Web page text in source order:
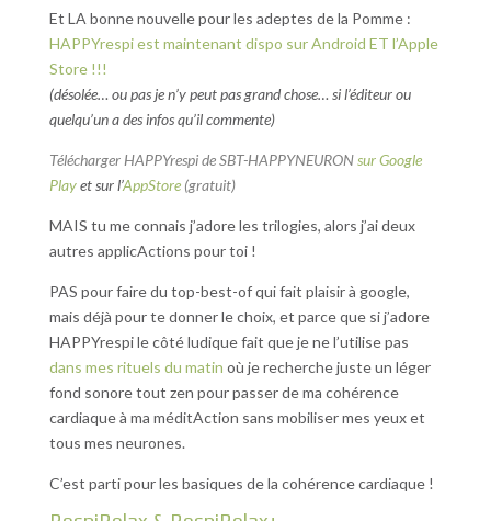
Et LA bonne nouvelle pour les adeptes de la Pomme :
HAPPYrespi est maintenant dispo sur Android ET l’Apple
Store !!!
(désolée… ou pas je n’y peut pas grand chose… si l’éditeur ou
quelqu’un a des infos qu’il commente)
Télécharger HAPPYrespi de SBT-HAPPYNEURONsur Google
Playet sur l’AppStore (gratuit)
MAIS tu me connais j’adore les trilogies, alors j’ai deux
autres applicActions pour toi !
PAS pour faire du top-best-of qui fait plaisir à google,
mais déjà pour te donner le choix, et parce que si j’adore
HAPPYrespi le côté ludique fait que je ne l’utilise pas
dans mes rituels du matin où je recherche juste un léger
fond sonore tout zen pour passer de ma cohérence
cardiaque à ma méditAction sans mobiliser mes yeux et
tous mes neurones.
C’est parti pour les basiques de la cohérence cardiaque !